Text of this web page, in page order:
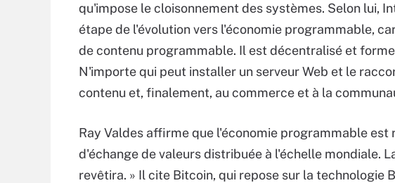
qu'impose le cloisonnement des systèmes. Selon lui,
étape de l'évolution vers l'économie programmable,
de contenu programmable. Il est décentralisé et
N'importe qui peut installer un serveur Web et le
contenu et, finalement, au commerce et à la
Ray Valdes affirme que l'économie programmable
d'échange de valeurs distribuée à l'échelle mondiale.
revêtira. » Il cite Bitcoin, qui repose sur la technologie